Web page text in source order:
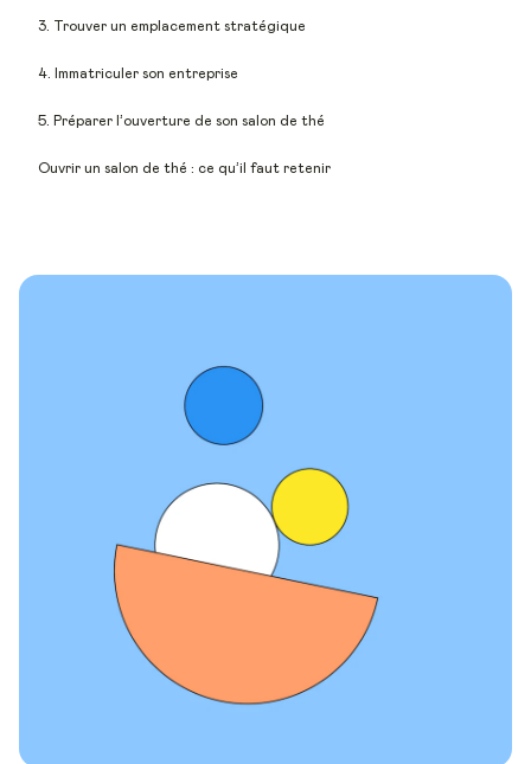
3. Trouver un emplacement stratégique
4. Immatriculer son entreprise
5. Préparer l’ouverture de son salon de thé
Ouvrir un salon de thé : ce qu’il faut retenir